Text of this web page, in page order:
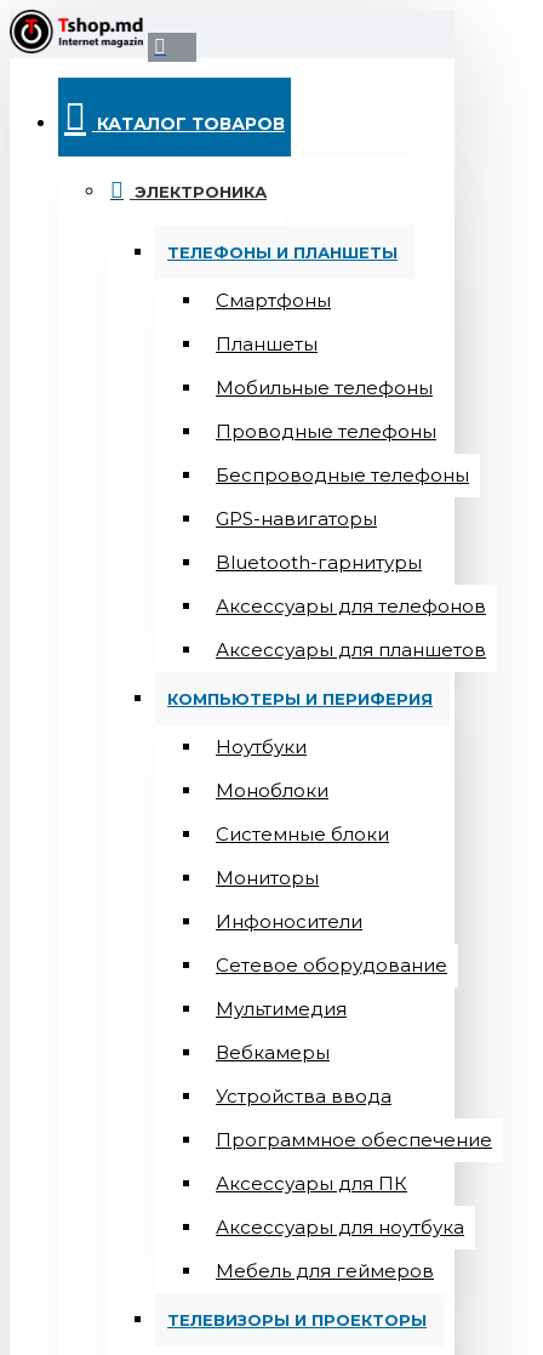
КАТАЛОГ ТОВАРОВ
ЭЛЕКТРОНИКА
ТЕЛЕФОНЫ И ПЛАНШЕТЫ
Смартфоны
Планшеты
Мобильные телефоны
Проводные телефоны
Беспроводные телефоны
GPS-навигаторы
Bluetooth-гарнитуры
Аксессуары для телефонов
Аксессуары для планшетов
КОМПЬЮТЕРЫ И ПЕРИФЕРИЯ
Ноутбуки
Моноблоки
Системные блоки
Мониторы
Инфоносители
Сетевое оборудование
Мультимедия
Вебкамеры
Устройства ввода
Программное обеспечение
Аксессуары для ПК
Аксессуары для ноутбука
Мебель для геймеров
ТЕЛЕВИЗОРЫ И ПРОЕКТОРЫ